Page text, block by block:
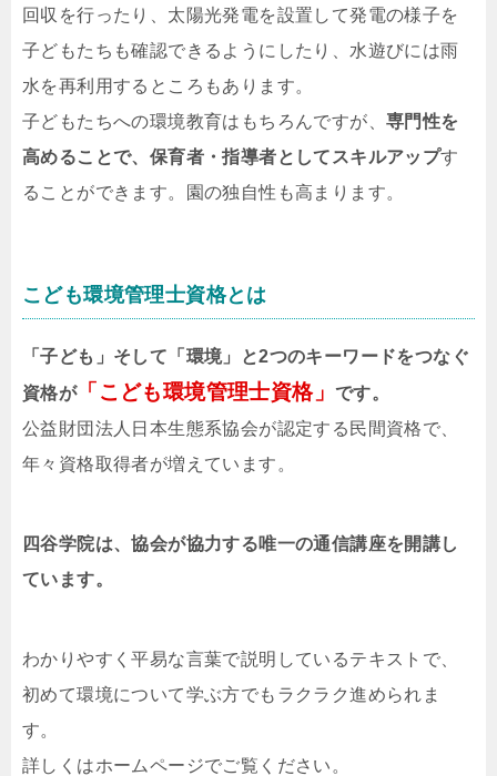
回収を行ったり、太陽光発電を設置して発電の様子を
子どもたちも確認できるようにしたり、水遊びには雨
水を再利用するところもあります。
子どもたちへの環境教育はもちろんですが、 専門性を
高めることで、保育者・指導者としてスキルアップす
ることができます。園の独自性も高まります。
こども環境管理士資格とは
「子ども」そして「環境」と2つのキーワードをつなぐ
資格が「こども環境管理士資格」です。
公益財団法人日本生態系協会が認定する民間資格で、
年々資格取得者が増えています。
四谷学院は、協会が協力する唯一の通信講座を開講し
ています。
わかりやすく平易な言葉で説明しているテキストで、
初めて環境について学ぶ方でもラクラク進められま
す。
詳しくはホームページでご覧ください。